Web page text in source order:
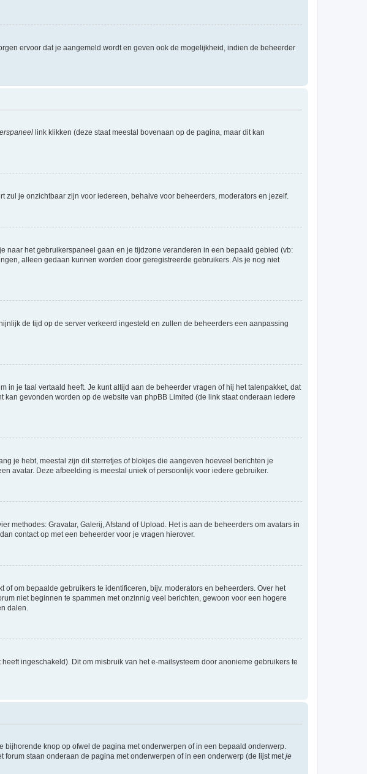
ervoor dat je aangemeld wordt en geven ook de mogelijkheid, indien de beheerder
link klikken (deze staat meestal bovenaan op de pagina, maar dit kan
zul je onzichtbaar zijn voor iedereen, behalve voor beheerders, moderators en jezelf.
naar het gebruikerspaneel gaan en je tijdzone veranderen in een bepaald gebied (vb:
alleen gedaan kunnen worden door geregistreerde gebruikers. Als je nog niet
de tijd op de server verkeerd ingesteld en zullen de beheerders een aanpassing
in je taal vertaald heeft. Je kunt altijd aan de beheerder vragen of hij het talenpakket, dat
gevonden worden op de website van phpBB Limited (de link staat onderaan iedere
je hebt, meestal zijn dit sterretjes of blokjes die aangeven hoeveel berichten je
avatar. Deze afbeelding is meestal uniek of persoonlijk voor iedere gebruiker.
methodes: Gravatar, Galerij, Afstand of Upload. Het is aan de beheerders om avatars in
contact op met een beheerder voor je vragen hierover.
om bepaalde gebruikers te identificeren, bijv. moderators en beheerders. Over het
niet beginnen te spammen met onzinnig veel berichten, gewoon voor een hogere
dalen.
ingeschakeld). Dit om misbruik van het e-mailsysteem door anonieme gebruikers te
knop op ofwel de pagina met onderwerpen of in een bepaald onderwerp.
staan onderaan de pagina met onderwerpen of in een onderwerp (de lijst metje